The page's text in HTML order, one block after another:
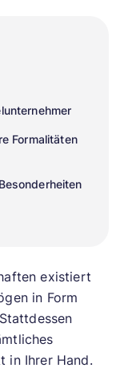
Formalitäten
existiert
in Form
in Ihrer Hand.